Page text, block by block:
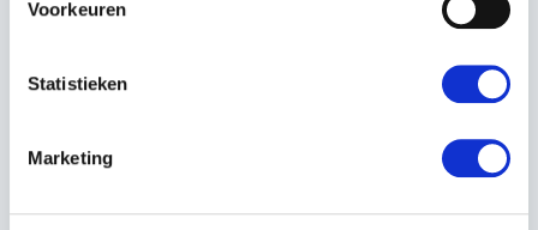
Voorkeuren
Statistieken
Marketing
meer informatie en om jouw Kress KR136E